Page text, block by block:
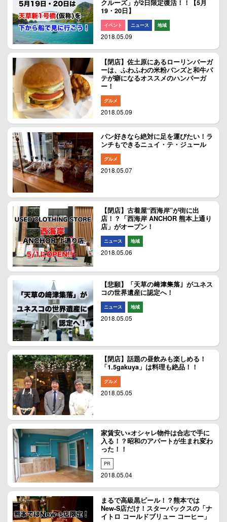
クルーズ」が2日限定復活！！【5月
19・20日】
イベント ニュース 地域
2018.05.09
【閉店】佐土原にあるローリンバーガ
ーは、ふわふわの米粉バンズと和牛パ
テが癖になるオススメのハンバーガ
ー！
グルメ
2018.05.09
パン好きなら絶対に足を運びたい！ラ
ンチもできるニュイ・テ・ジュール
グルメ
2018.05.07
【閉店】古着屋“西海岸”が街に出
店！？「西海岸 ANCHOR 熊本上通り
店」がオープン！
ニュース 地域
2018.05.06
【悲願】「天草の﨑津集落」がユネス
コの世界遺産に認定へ！
ニュース 地域
2018.05.05
【閉店】話題の昼飲みも楽しめる！
「1.5gakuya」は料理も絶品！！
グルメ
2018.05.05
家賃安い×オシャレ物件は合志で手に
入る！？昭和のアパートが生まれ変わ
った！！
PR
2018.05.04
まるで高級黒ビール！？熊本では
New-S店だけ！スターバックスの「ナ
イトロ コールドブリュー コーヒー」